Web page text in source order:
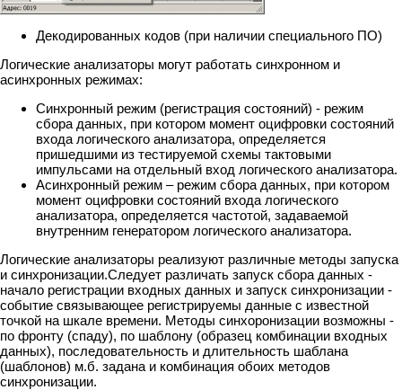
Декодированных кодов (при наличии специального ПО)
Логические анализаторы могут работать синхронном и
асинхронных режимах:
Синхронный режим (регистрация состояний) - режим
сбора данных, при котором момент оцифровки состояний
входа логического анализатора, определяется
пришедшими из тестируемой схемы тактовыми
импульсами на отдельный вход логического анализатора.
Асинхронный режим – режим сбора данных, при котором
момент оцифровки состояний входа логического
анализатора, определяется частотой, задаваемой
внутренним генератором логического анализатора.
Логические анализаторы реализуют различные методы запуска
и синхронизации.Следует различать запуск сбора данных -
начало регистрации входных данных и запуск синхронизации -
событие связывающее регистрируемы данные с известной
точкой на шкале времени. Методы синхоронизации возможны -
по фронту (спаду), по шаблону (образец комбинации входных
данных), последовательность и длительность шаблана
(шаблонов) м.б. задана и комбинация обоих методов
синхронизации.